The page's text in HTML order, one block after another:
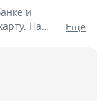
и
На
Eщё